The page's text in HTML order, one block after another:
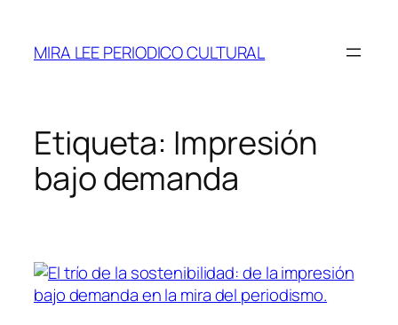
contenido
MIRA LEE PERIODICO CULTURAL
Etiqueta: Impresión
bajo demanda